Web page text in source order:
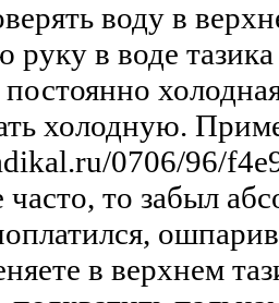
воду в
руку в воде
холодную.
0706/96/
то забыл
в верхнем